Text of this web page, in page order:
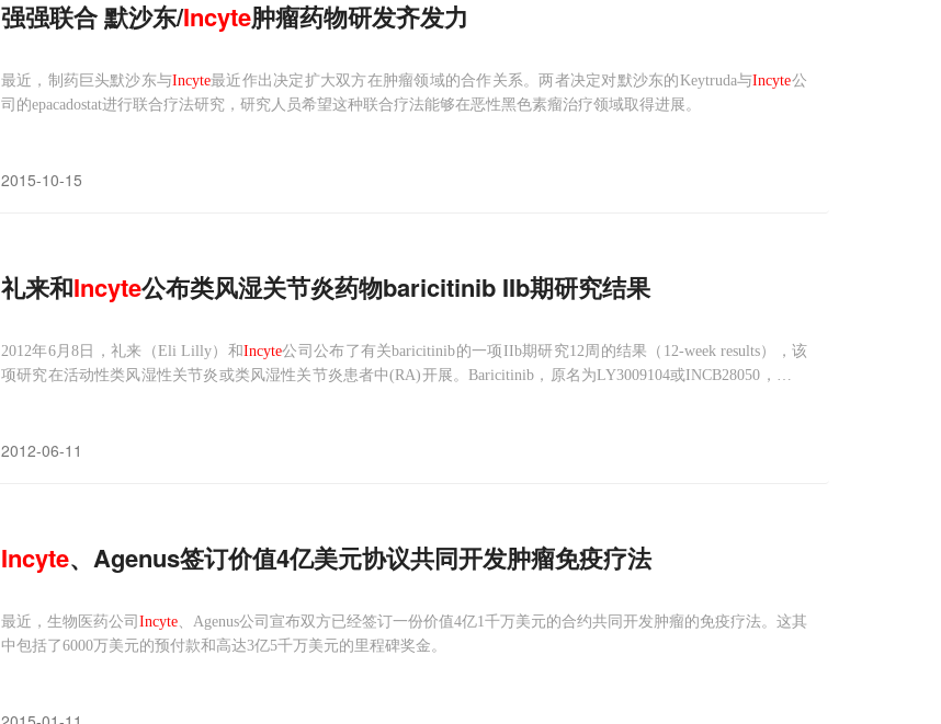
强强联合 默沙东/Incyte肿瘤药物研发齐发力
最近，制药巨头默沙东与Incyte最近作出决定扩大双方在肿瘤领域的合作关系。两者决定对默沙东的Keytruda与Incyte公
司的epacadostat进行联合疗法研究，研究人员希望这种联合疗法能够在恶性黑色素瘤治疗领域取得进展。
2015-10-15
礼来和Incyte公布类风湿关节炎药物baricitinib IIb期研究结果
2012年6月8日，礼来（Eli Lilly）和Incyte公司公布了有关baricitinib的一项IIb期研究12周的结果（12-week results），该
项研究在活动性类风湿性关节炎或类风湿性关节炎患者中(RA)开展。Baricitinib，原名为LY3009104或INCB28050，是一
2012-06-11
Incyte、Agenus签订价值4亿美元协议共同开发肿瘤免疫疗法
最近，生物医药公司 Incyte、Agenus公司宣布双方已经签订一份价值4亿1千万美元的合约共同开发肿瘤的免疫疗法。这其
中包括了6000万美元的预付款和高达3亿5千万美元的里程碑奖金。